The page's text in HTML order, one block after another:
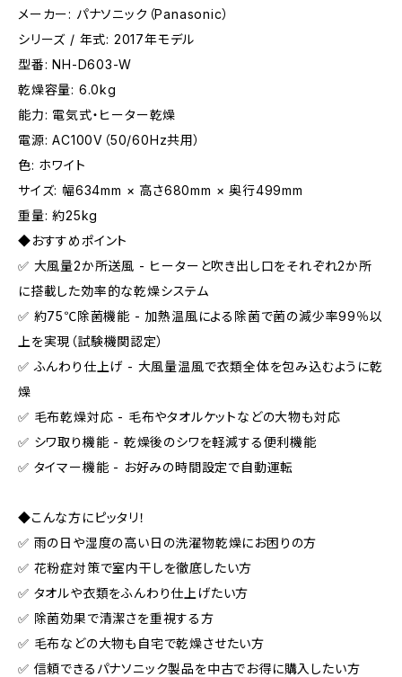
メーカー: パナソニック（Panasonic）
シリーズ / 年式: 2017年モデル
型番: NH-D603-W
乾燥容量: 6.0kg
能力: 電気式・ヒーター乾燥
電源: AC100V（50/60Hz共用）
色: ホワイト
サイズ: 幅634mm × 高さ680mm × 奥行499mm
重量: 約25kg
◆おすすめポイント
✅ 大風量2か所送風 - ヒーターと吹き出し口をそれぞれ2か所
に搭載した効率的な乾燥システム
✅ 約75℃除菌機能 - 加熱温風による除菌で菌の減少率99％以
上を実現（試験機関認定）
✅ ふんわり仕上げ - 大風量温風で衣類全体を包み込むように乾
燥
✅ 毛布乾燥対応 - 毛布やタオルケットなどの大物も対応
✅ シワ取り機能 - 乾燥後のシワを軽減する便利機能
✅ タイマー機能 - お好みの時間設定で自動運転
◆こんな方にピッタリ！
✅ 雨の日や湿度の高い日の洗濯物乾燥にお困りの方
✅ 花粉症対策で室内干しを徹底したい方
✅ タオルや衣類をふんわり仕上げたい方
✅ 除菌効果で清潔さを重視する方
✅ 毛布などの大物も自宅で乾燥させたい方
✅ 信頼できるパナソニック製品を中古でお得に購入したい方